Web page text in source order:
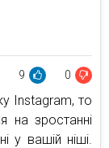
9 0
Instagram, то
на зростанні
у вашій ніші.